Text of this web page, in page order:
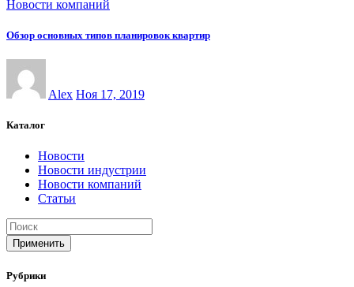
Новости компаний
Обзор основных типов планировок квартир
Alex Ноя 17, 2019
Каталог
Новости
Новости индустрии
Новости компаний
Статьи
Применить
Рубрики